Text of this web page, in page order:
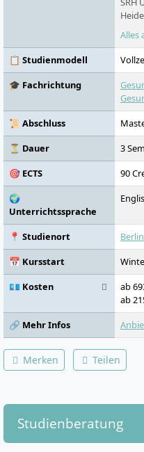
Alles
📋 Studienmodell
🎓 Fachrichtung
📜 Abschluss
⏳ Dauer
3
🎯 ECTS
90
🌍
Unterrichtssprache
📍 Studienort
Berlin
📅 Kursstart
💶 Kosten
ab
ab
🔗 Mehr Infos
Merken Teilen
Studienberatung